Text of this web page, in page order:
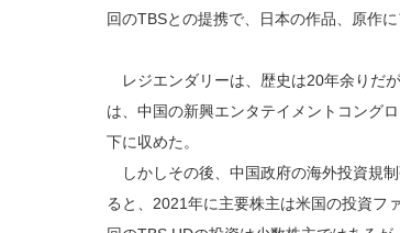
回のTBSとの提携で、日本の作品、原作
レジエンダリーは、歴史は20年余りだ
は、中国の新興エンタテイメントコング
下に収めた。
しかしその後、中国政府の海外投資規
ると、2021年に主要株主は米国の投資フ